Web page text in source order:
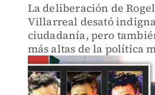
La deliberación de
Villarreal desató
ciudadanía, pero
más altas de la política